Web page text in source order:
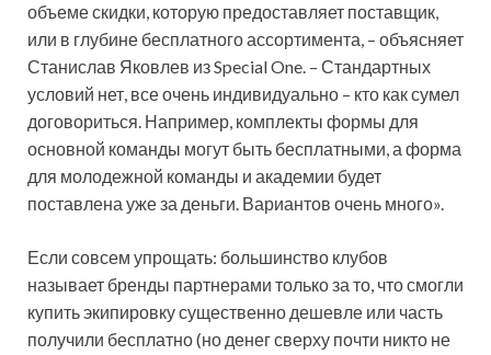
объеме скидки, которую предоставляет поставщик,
или в глубине бесплатного ассортимента, – объясняет
Станислав Яковлев из Special One. – Стандартных
условий нет, все очень индивидуально – кто как сумел
договориться. Например, комплекты формы для
основной команды могут быть бесплатными, а форма
для молодежной команды и академии будет
поставлена уже за деньги. Вариантов очень много».
Если совсем упрощать: большинство клубов
называет бренды партнерами только за то, что смогли
купить экипировку существенно дешевле или часть
получили бесплатно (но денег сверху почти никто не